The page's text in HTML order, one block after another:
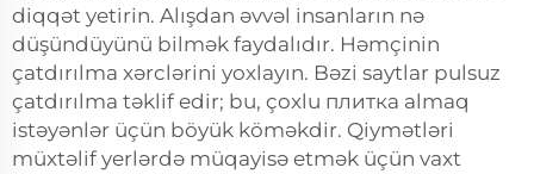
diqqət yetirin. Alışdan əvvəl insanların nə
düşündüyünü bilmək faydalıdır. Həmçinin
çatdırılma xərclərini yoxlayın. Bəzi saytlar pulsuz
çatdırılma təklif edir; bu, çoxlu плитка almaq
istəyənlər üçün böyük köməkdir. Qiymətləri
müxtəlif yerlərdə müqayisə etmək üçün vaxt